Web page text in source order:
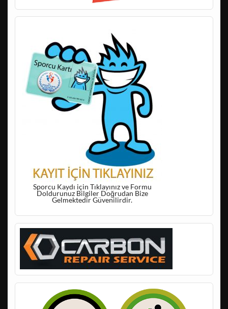
Sporcu Kaydı için Tıklayınız ve Formu
Doldurunuz Bilgiler Doğrudan Bize
Gelmektedir Güvenilirdir.